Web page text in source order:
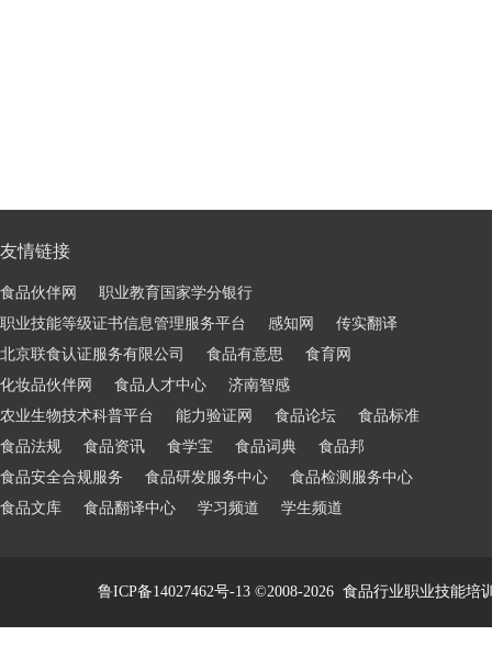
友情链接
食品伙伴网
职业教育国家学分银行
职业技能等级证书信息管理服务平台
感知网
传实翻译
北京联食认证服务有限公司
食品有意思
食育网
化妆品伙伴网
食品人才中心
济南智感
农业生物技术科普平台
能力验证网 食品论坛
食品标准
食品法规
食品资讯 食学宝 食品词典
食品邦
食品安全合规服务
食品研发服务中心
食品检测服务中心
食品文库
食品翻译中心 学习频道 学生频道
鲁ICP备14027462号-13©2008-2026 食品行业职业技能培